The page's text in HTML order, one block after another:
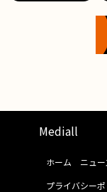
Mediall
ホーム ニュー
プライバシー